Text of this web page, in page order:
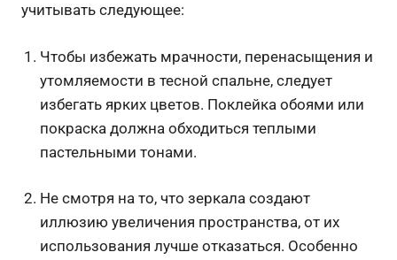
учитывать следующее:
Чтобы избежать мрачности, перенасыщения и
утомляемости в тесной спальне, следует
избегать ярких цветов. Поклейка обоями или
покраска должна обходиться теплыми
пастельными тонами.
Не смотря на то, что зеркала создают
иллюзию увеличения пространства, от их
использования лучше отказаться. Особенно